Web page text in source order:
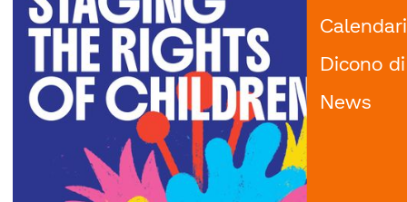
Dicono
News